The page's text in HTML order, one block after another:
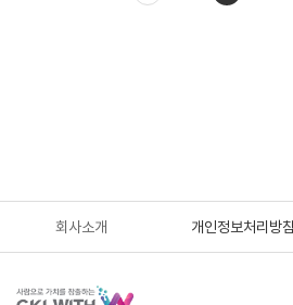
회사소개 개인정보처리방침